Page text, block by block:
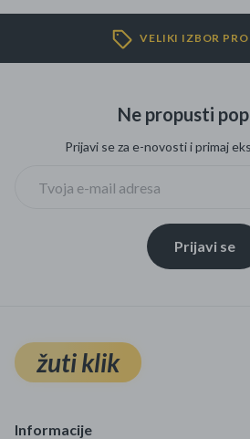
VELIKI IZBOR
Ne propusti
Prijavi se za e-novosti i primaj
Prijavi se
žuti klik
Informacije